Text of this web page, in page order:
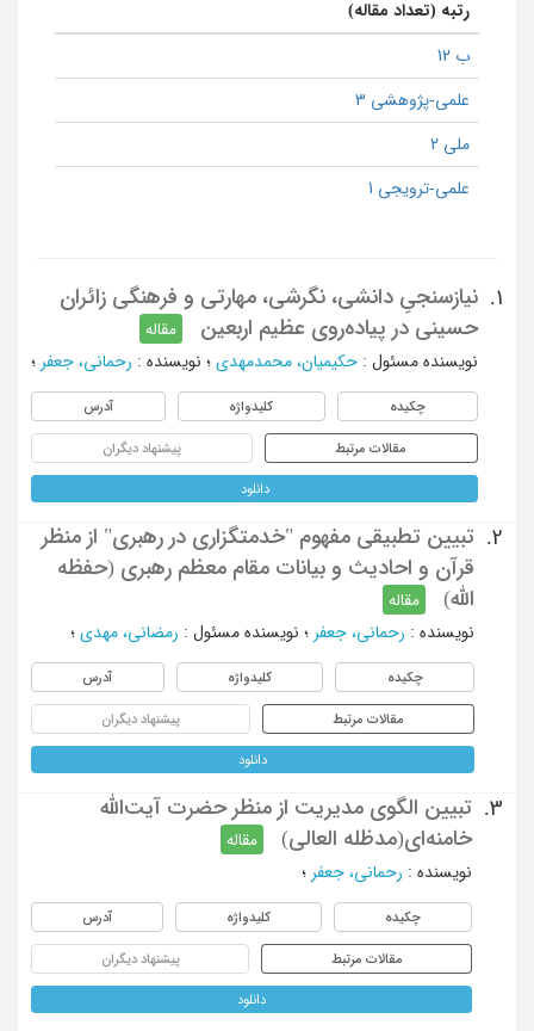
رتبه (تعداد مقاله)
ب 12
علمی-پژوهشی 3
ملی 2
علمی-ترویجی 1
1.
نیازسنجیِ دانشی، نگرشی، مهارتی و فرهنگی زائران
حسینی در پیاده‌روی عظیم اربعین
مقاله
نویسنده مسئول : حکیمیان، محمدمهدی ؛ نویسنده : رحمانی، جعفر ؛
چکیده کلیدواژه آدرس
مقالات مرتبط پیشنهاد دیگران
دانلود
2.
تبیین تطبیقی مفهوم "خدمتگزاری در رهبری" از منظر
قرآن و احادیث و بیانات مقام معظم رهبری (حفظه
الله)
مقاله
نویسنده : رحمانی، جعفر ؛ نویسنده مسئول : رمضانی، مهدی ؛
چکیده کلیدواژه آدرس
مقالات مرتبط پیشنهاد دیگران
دانلود
3.
تبیین الگوی مدیریت از منظر حضرت ‌آیت‌الله
خامنه‌ای(مدظله العالی)
مقاله
نویسنده : رحمانی، جعفر ؛
چکیده کلیدواژه آدرس
مقالات مرتبط پیشنهاد دیگران
دانلود